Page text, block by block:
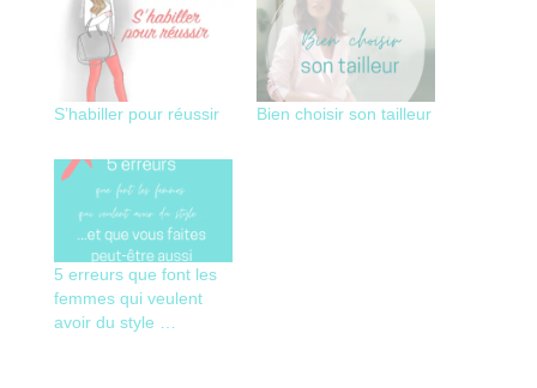
S’habiller pour réussir Bien choisir son tailleur
5 erreurs que font les
femmes qui veulent
avoir du style …